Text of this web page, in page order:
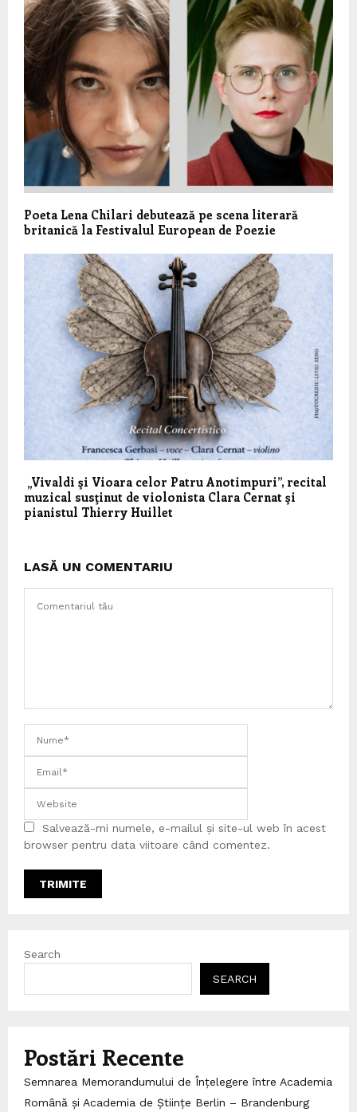
Poeta Lena Chilari debutează pe scena literară
britanică la Festivalul European de Poezie
„Vivaldi şi Vioara celor Patru Anotimpuri”, recital
muzical susţinut de violonista Clara Cernat şi
pianistul Thierry Huillet
LASĂ UN COMENTARIU
Salvează-mi numele, e-mailul și site-ul web în acest
browser pentru data viitoare când comentez.
Search
SEARCH
Postări Recente
Semnarea Memorandumului de Înțelegere între Academia
Română și Academia de Științe Berlin – Brandenburg